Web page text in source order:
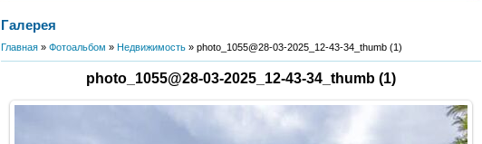
Галерея
Главная » Фотоальбом » Недвижимость » photo_1055@28-03-2025_12-43-34_thumb (1)
photo_1055@28-03-2025_12-43-34_thumb (1)